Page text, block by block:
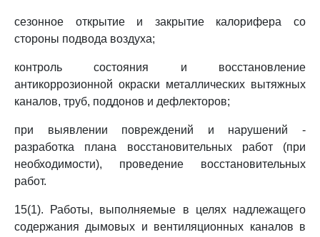
сезонное открытие и закрытие калорифера со
стороны подвода воздуха;
контроль состояния и восстановление
антикоррозионной окраски металлических вытяжных
каналов, труб, поддонов и дефлекторов;
при выявлении повреждений и нарушений -
разработка плана восстановительных работ (при
необходимости), проведение восстановительных
работ.
15(1). Работы, выполняемые в целях надлежащего
содержания дымовых и вентиляционных каналов в